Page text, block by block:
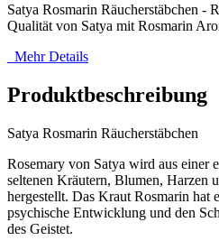
Satya Rosmarin Räucherstäbchen -
Qualität von Satya mit Rosmarin
Mehr Details
Produktbeschreibung
Satya Rosmarin Räucherstäbchen
Rosemary von Satya wird aus einer
seltenen Kräutern, Blumen, Harzen
hergestellt. Das Kraut Rosmarin hat
psychische Entwicklung und den
des Geistet.